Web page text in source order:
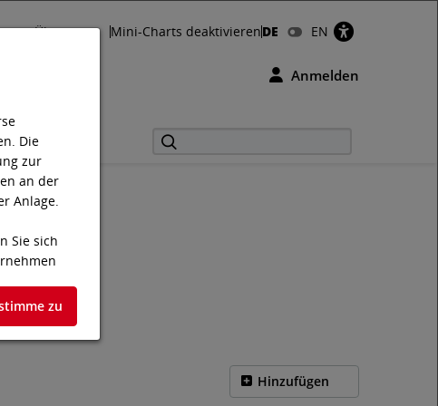
Über uns Mini-Charts deaktivierenDE EN
Anmelden
Die
zur
an der
Anlage.
Sie sich
EU-
zu
Hinzufügen